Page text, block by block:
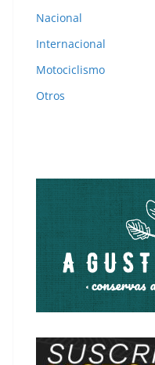
Nacional
Internacional
Motociclismo
Otros